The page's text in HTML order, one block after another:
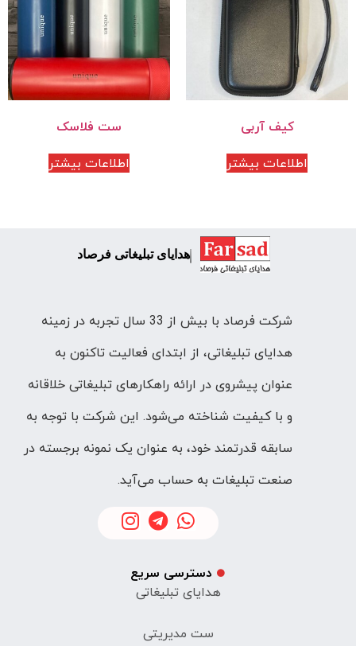
کیف آربی
اطلاعات بیشتر
ست فلاسک
اطلاعات بیشتر
هدایای تبلیغاتی فرصاد
شرکت فرصاد با بیش از 33 سال تجربه در زمینه
هدایای تبلیغاتی، از ابتدای فعالیت تاکنون به
عنوان پیشروی در ارائه راهکارهای تبلیغاتی خلاقانه
و با کیفیت شناخته می‌شود. این شرکت با توجه به
سابقه قدرتمند خود، به عنوان یک نمونه برجسته در
صنعت تبلیغات به حساب می‌آید.
دسترسی سریع
هدایای تبلیغاتی
ست مدیریتی